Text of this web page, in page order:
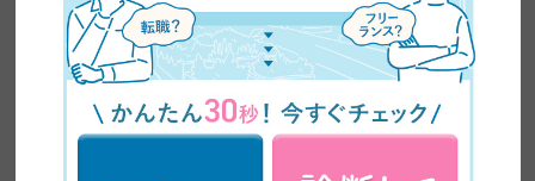
交えながら、スキル習得からキャリア形成まで、
学びのあらゆる段階で役立つ、正確で信頼性の高
い情報をお届けしています。